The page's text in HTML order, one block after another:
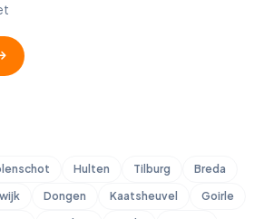
Hulten Tilburg
Breda
Dongen Kaatsheuvel
Goirle